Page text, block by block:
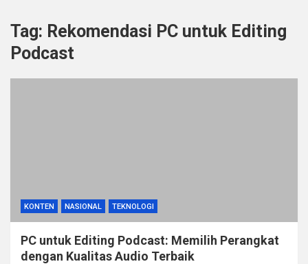
Tag: Rekomendasi PC untuk Editing
Podcast
KONTEN NASIONAL TEKNOLOGI
PC untuk Editing Podcast: Memilih Perangkat
dengan Kualitas Audio Terbaik